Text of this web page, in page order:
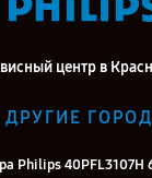
центр в
ДРУГИЕ
Philips 40PFL3107H